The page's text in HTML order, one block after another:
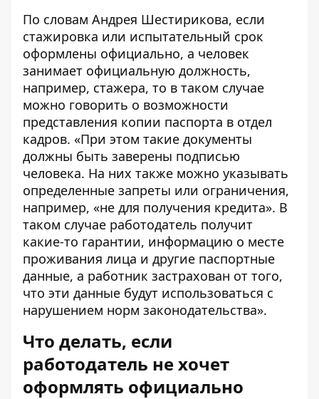
По словам Андрея Шестирикова, если
стажировка или испытательный срок
оформлены официально, а человек
занимает официальную должность,
например, стажера, то в таком случае
можно говорить о возможности
представления копии паспорта в отдел
кадров. «При этом такие документы
должны быть заверены подписью
человека. На них также можно указывать
определенные запреты или ограничения,
например, «не для получения кредита». В
таком случае работодатель получит
какие-то гарантии, информацию о месте
проживания лица и другие паспортные
данные, а работник застрахован от того,
что эти данные будут использоваться с
нарушением норм законодательства».
Что делать, если
работодатель не хочет
оформлять официально